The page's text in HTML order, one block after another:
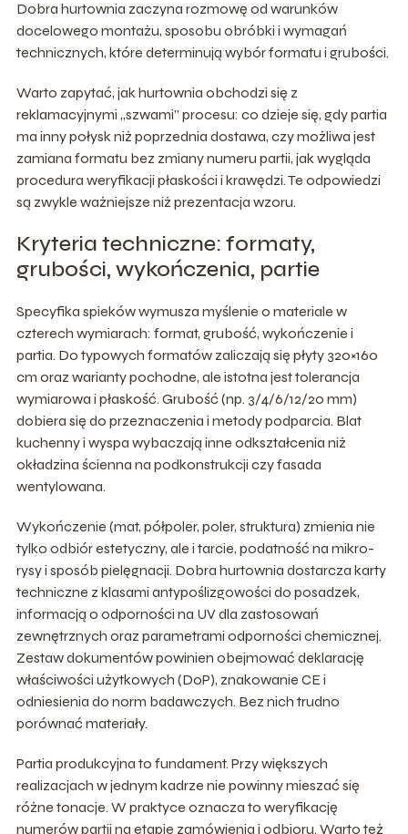
Dobra hurtownia zaczyna rozmowę od warunków
docelowego montażu, sposobu obróbki i wymagań
technicznych, które determinują wybór formatu i grubości.
Warto zapytać, jak hurtownia obchodzi się z
reklamacyjnymi „szwami” procesu: co dzieje się, gdy partia
ma inny połysk niż poprzednia dostawa, czy możliwa jest
zamiana formatu bez zmiany numeru partii, jak wygląda
procedura weryfikacji płaskości i krawędzi. Te odpowiedzi
są zwykle ważniejsze niż prezentacja wzoru.
Kryteria techniczne: formaty,
grubości, wykończenia, partie
Specyfika spieków wymusza myślenie o materiale w
czterech wymiarach: format, grubość, wykończenie i
partia. Do typowych formatów zaliczają się płyty 320×160
cm oraz warianty pochodne, ale istotna jest tolerancja
wymiarowa i płaskość. Grubość (np. 3/4/6/12/20 mm)
dobiera się do przeznaczenia i metody podparcia. Blat
kuchenny i wyspa wybaczają inne odkształcenia niż
okładzina ścienna na podkonstrukcji czy fasada
wentylowana.
Wykończenie (mat, półpoler, poler, struktura) zmienia nie
tylko odbiór estetyczny, ale i tarcie, podatność na mikro-
rysy i sposób pielęgnacji. Dobra hurtownia dostarcza karty
techniczne z klasami antypoślizgowości do posadzek,
informacją o odporności na UV dla zastosowań
zewnętrznych oraz parametrami odporności chemicznej.
Zestaw dokumentów powinien obejmować deklarację
właściwości użytkowych (DoP), znakowanie CE i
odniesienia do norm badawczych. Bez nich trudno
porównać materiały.
Partia produkcyjna to fundament. Przy większych
realizacjach w jednym kadrze nie powinny mieszać się
różne tonacje. W praktyce oznacza to weryfikację
numerów partii na etapie zamówienia i odbioru. Warto też